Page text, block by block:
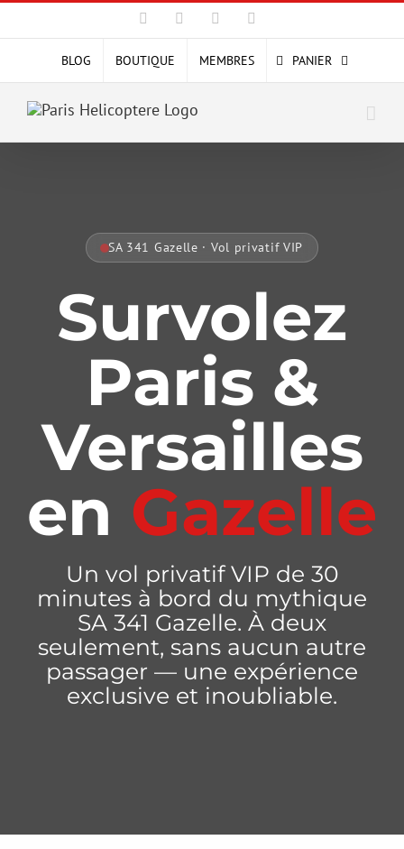
Passer
contenu
Facebook YouTube
BLOG BOUTIQUE MEMBRES PANIER
SA 341 Gazelle · Vol privatif VIP
Survolez
Paris &
Versailles
en Gazelle
Un vol privatif VIP de 30
minutes à bord du mythique
SA 341 Gazelle. À deux
seulement, sans aucun autre
passager — une expérience
exclusive et inoubliable.